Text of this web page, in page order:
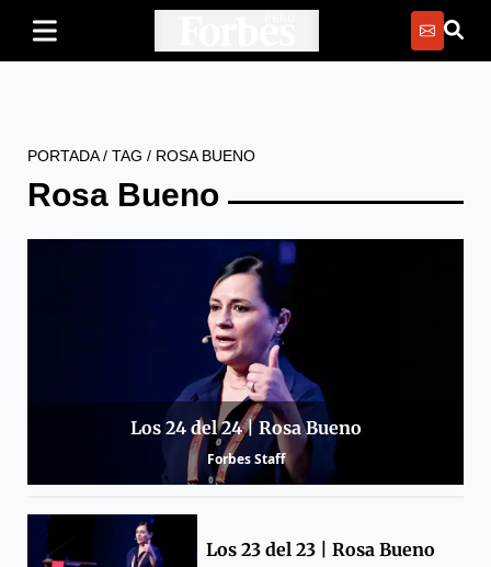
PORTADA/ TAG / ROSA BUENO
Rosa Bueno
Los 24 del 24 | Rosa Bueno
Forbes Staff
Los 23 del 23 | Rosa Bueno